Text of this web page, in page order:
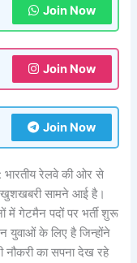
Join Now
Join Now
Join Now
: भारतीय रेलवे की ओर से
खुशखबरी सामने आई है।
में गेटमैन पदों पर भर्ती शुरू
युवाओं के लिए है जिन्होंने
नौकरी का सपना देख रहे